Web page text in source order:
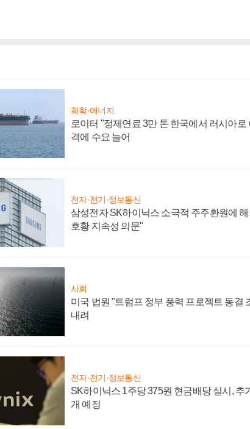
화학·에너지
로이터 "정제연료 3만 톤 한국에서 러시아로
격에 수요 늘어
전자·전기·정보통신
삼성전자 SK하이닉스 소극적 주주환원에 해
호황 지속성 의문"
사회
미국 법원 "트럼프 정부 풍력 프로젝트 동결
내려
전자·전기·정보통신
SK하이닉스 1주당 375원 현금배당 실시, 추
개 예정